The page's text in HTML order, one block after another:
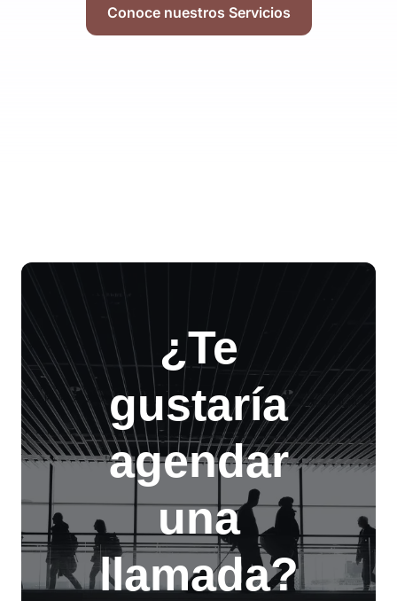
Conoce nuestros Servicios
¿Te
gustaría
agendar
una
llamada?